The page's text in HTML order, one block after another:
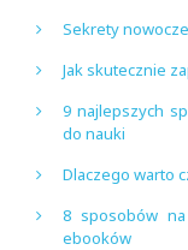
Sekrety
Jak skutecznie
9 najlepszych
do nauki
Dlaczego warto
8 sposobów na
ebooków